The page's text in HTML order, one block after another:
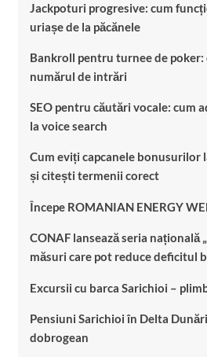
Jackpoturi progresive: cum
uriașe de la păcănele
Bankroll pentru turnee de poker:
numărul de intrări
SEO pentru căutări vocale: cum
la voice search
Cum eviți capcanele bonusurilor
și citești termenii corect
Începe ROMANIAN ENERGY
CONAF lansează seria națională
măsuri care pot reduce deficitul
Excursii cu barca Sarichioi –
Pensiuni Sarichioi în Delta
dobrogean